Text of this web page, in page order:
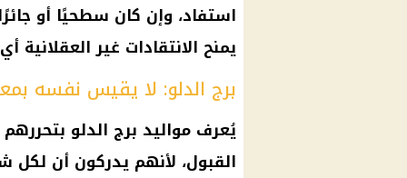
استفاد، وإن كان سطحيًا أو
يمنح الانتقادات غير العقلانية
برج الدلو: لا يقيس نفسه
يُعرف مواليد برج الدلو
القبول، لأنهم يدركون أن لكل